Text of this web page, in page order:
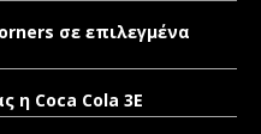
σε επιλεγμένα
η Coca Cola 3E